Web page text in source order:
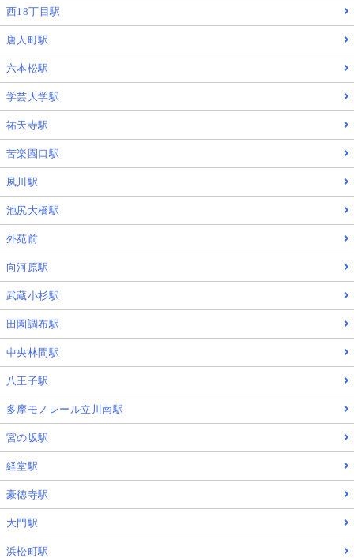
西18丁目駅
唐人町駅
六本松駅
学芸大学駅
祐天寺駅
苦楽園口駅
夙川駅
池尻大橋駅
外苑前
向河原駅
武蔵小杉駅
田園調布駅
中央林間駅
八王子駅
多摩モノレール立川南駅
宮の坂駅
経堂駅
豪徳寺駅
大門駅
浜松町駅